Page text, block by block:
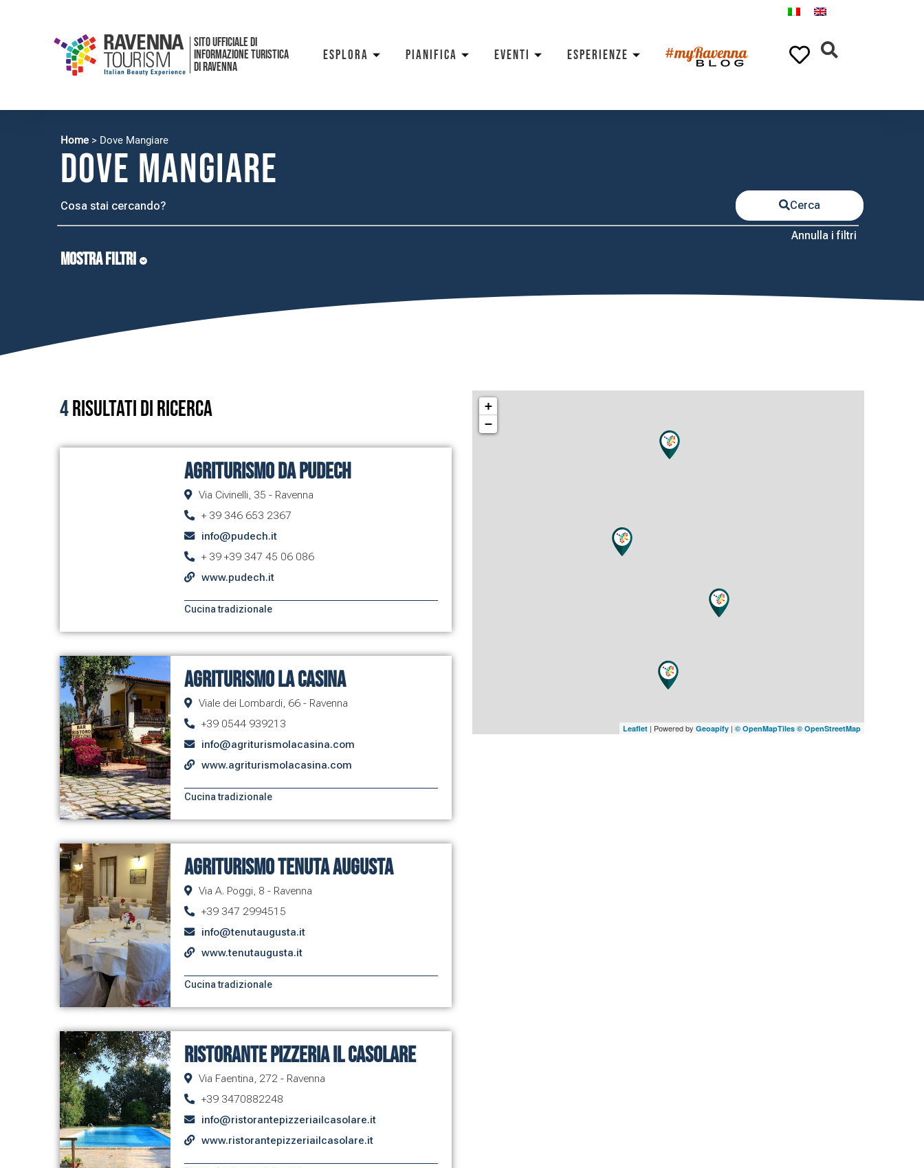
SITO UFFICIALE DI
INFORMAZIONE TURISTICA
DI RAVENNA
ESPLORA PIANIFICA EVENTI ESPERIENZE
Home > Dove Mangiare
Dove Mangiare
Cerca
Annulla i filtri
MOSTRA FILTRI
4Risultati di ricerca
Agriturismo Da Pudech
Via Civinelli, 35 - Ravenna
+ 39 346 653 2367
info@pudech.it
+ 39 +39 347 45 06 086
www.pudech.it
Cucina tradizionale
Agriturismo La Casina
Viale dei Lombardi, 66 - Ravenna
+39 0544 939213
info@agriturismolacasina.com
www.agriturismolacasina.com
Cucina tradizionale
Agriturismo Tenuta Augusta
Via A. Poggi, 8 - Ravenna
+39 347 2994515
info@tenutaugusta.it
www.tenutaugusta.it
Cucina tradizionale
Ristorante Pizzeria Il Casolare
Via Faentina, 272 - Ravenna
+39 3470882248
info@ristorantepizzeriailcasolare.it
www.ristorantepizzeriailcasolare.it
+
−
Leaflet | Powered by Geoapify | © OpenMapTiles © OpenStreetMap